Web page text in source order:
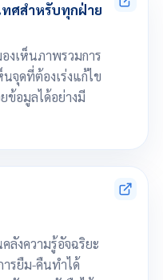
ศสำหรับทุกฝ่าย
งเห็นภาพรวมการ
จุดที่ต้องเร่งแก้ไข
ข้อมูลได้อย่างมี
ดเรียนต่อเนื่องเกินเกณฑ์
ค้างชำระค่าเทอม
GPAX น้อยกว่า 1
ลังความรู้อัจฉริยะ
ารยืม-คืนทำได้